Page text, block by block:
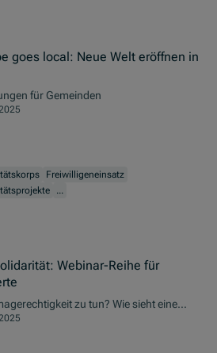
goes local: Neue Welt eröffnen in
für Gemeinden
Freiwilligeneinsatz
...
Webinar-Reihe für
zu tun? Wie sieht eine
Rolle spielen dabei junge
EU-Programme wie das Europäische